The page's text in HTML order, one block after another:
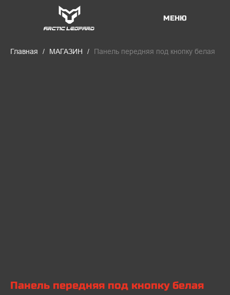
МЕНЮ
Главная МАГАЗИН Панель передняя под кнопку белая
Панель передняя под кнопку белая